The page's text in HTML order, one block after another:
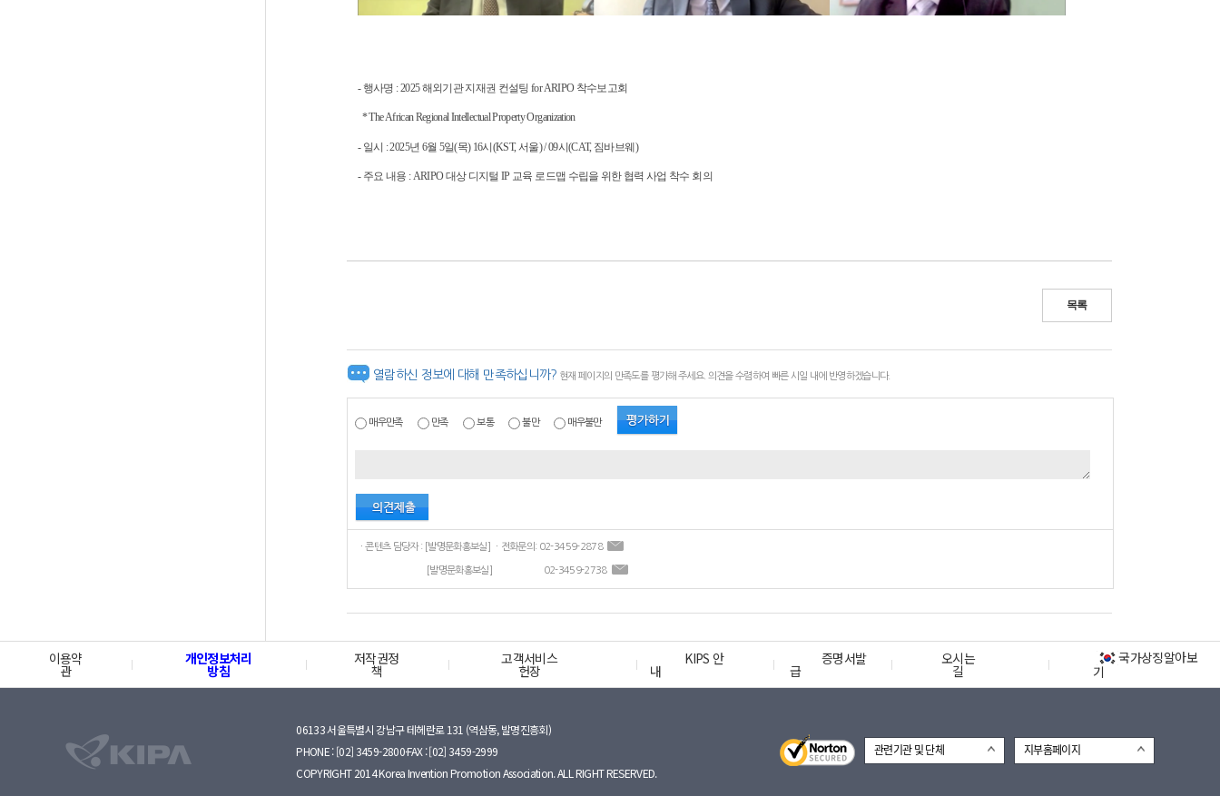
- 행사명 : 2025 해외기관 지재권 컨설팅 for ARIPO 착수보고회
* The African Regional Intellectual Property Organization
- 일시 : 2025년 6월 5일(목) 16시(KST, 서울) / 09시(CAT, 짐바브웨)
- 주요 내용 : ARIPO 대상 디지털 IP 교육 로드맵 수립을 위한 협력 사업 착수 회의
목록
열람하신 정보에 대해 만족하십니까? 현재 페이지의 만족도를 평가해 주세요. 의견을 수렴하여 빠른 시일 내에 반영하겠습니다.
매우만족 만족 보통 불만 매우불만
ㆍ콘텐츠 담당자 : [발명문화홍보실] ㆍ전화문의: 02-3459-2878
[발명문화홍보실] 02-3459-2738
이용약
관
개인정보처리
방침
저작권정
책
고객서비스
헌장
KIPS 안
내
증명서발
급
오시는
길
국가상징알아보
기
06133 서울특별시 강남구 테헤란로 131 (역삼동, 발명진흥회)
PHONE : [02] 3459-2800·FAX : [02] 3459-2999
COPYRIGHT 2014 Korea Invention Promotion Association. ALL RIGHT RESERVED.
관련기관 및 단체 지부홈페이지